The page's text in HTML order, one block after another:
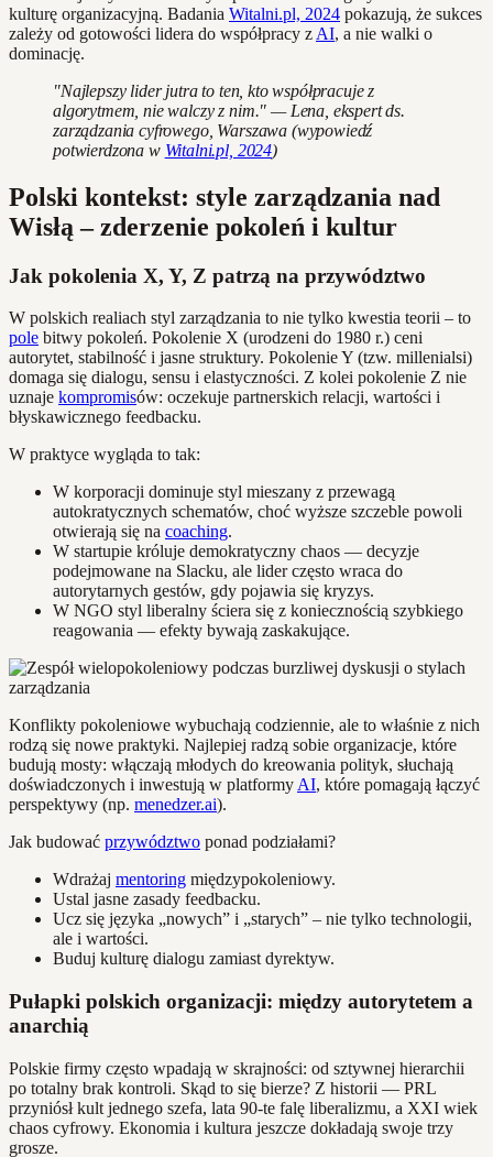
kulturę organizacyjną. Badania Witalni.pl, 2024 pokazują, że sukces
zależy od gotowości lidera do współpracy z AI, a nie walki o
dominację.
"Najlepszy lider jutra to ten, kto współpracuje z
algorytmem, nie walczy z nim." — Lena, ekspert ds.
zarządzania cyfrowego, Warszawa (wypowiedź
potwierdzona w Witalni.pl, 2024)
Polski kontekst: style zarządzania nad
Wisłą – zderzenie pokoleń i kultur
Jak pokolenia X, Y, Z patrzą na przywództwo
W polskich realiach styl zarządzania to nie tylko kwestia teorii – to
pole bitwy pokoleń. Pokolenie X (urodzeni do 1980 r.) ceni
autorytet, stabilność i jasne struktury. Pokolenie Y (tzw. millenialsi)
domaga się dialogu, sensu i elastyczności. Z kolei pokolenie Z nie
uznaje kompromisów: oczekuje partnerskich relacji, wartości i
błyskawicznego feedbacku.
W praktyce wygląda to tak:
W korporacji dominuje styl mieszany z przewagą
autokratycznych schematów, choć wyższe szczeble powoli
otwierają się na coaching.
W startupie króluje demokratyczny chaos — decyzje
podejmowane na Slacku, ale lider często wraca do
autorytarnych gestów, gdy pojawia się kryzys.
W NGO styl liberalny ściera się z koniecznością szybkiego
reagowania — efekty bywają zaskakujące.
Konflikty pokoleniowe wybuchają codziennie, ale to właśnie z nich
rodzą się nowe praktyki. Najlepiej radzą sobie organizacje, które
budują mosty: włączają młodych do kreowania polityk, słuchają
doświadczonych i inwestują w platformy AI, które pomagają łączyć
perspektywy (np. menedzer.ai).
Jak budować przywództwo ponad podziałami?
Wdrażaj mentoring międzypokoleniowy.
Ustal jasne zasady feedbacku.
Ucz się języka „nowych” i „starych” – nie tylko technologii,
ale i wartości.
Buduj kulturę dialogu zamiast dyrektyw.
Pułapki polskich organizacji: między autorytetem a
anarchią
Polskie firmy często wpadają w skrajności: od sztywnej hierarchii
po totalny brak kontroli. Skąd to się bierze? Z historii — PRL
przyniósł kult jednego szefa, lata 90-te falę liberalizmu, a XXI wiek
chaos cyfrowy. Ekonomia i kultura jeszcze dokładają swoje trzy
grosze.